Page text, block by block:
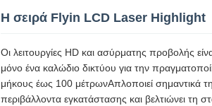
Η σειρά Flyin LCD Laser Highlight
Οι λειτουργίες HD και ασύρματης προβολής
μόνο ένα καλώδιο δικτύου για την
μήκους έως 100 μέτρωνΑπλοποιεί σημαντικά
περιβάλλοντα εγκατάστασης και βελτιώνει τη